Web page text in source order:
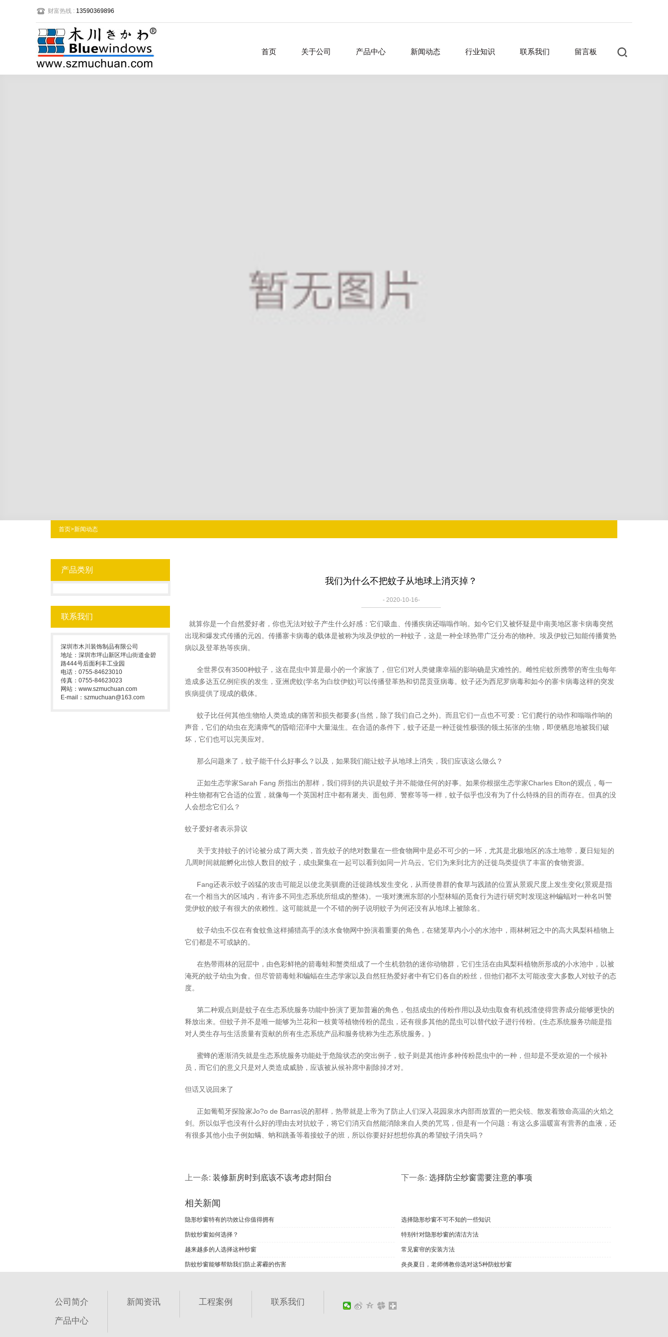
财富热线 : 13590369896
首页 关于公司 产品中心 新闻动态 行业知识 联系我们 留言板
首页>新闻动态
产品类别
联系我们
深圳市木川装饰制品有限公司
地址：深圳市坪山新区坪山街道金碧
路444号后面利丰工业园
电话：0755-84623010
传真：0755-84623023
网站：www.szmuchuan.com
E-mail：szmuchuan@163.com
我们为什么不把蚊子从地球上消灭掉？
- 2020-10-16-
就算你是一个自然爱好者，你也无法对蚊子产生什么好感：它们吸血、传播疾病还嗡嗡作响。如今它们又被怀疑是中南美地区寨卡病毒突然
出现和爆发式传播的元凶。传播寨卡病毒的载体是被称为埃及伊蚊的一种蚊子，这是一种全球热带广泛分布的物种。埃及伊蚊已知能传播黄热
病以及登革热等疾病。
全世界仅有3500种蚊子，这在昆虫中算是最小的一个家族了，但它们对人类健康幸福的影响确是灾难性的。雌性疟蚊所携带的寄生虫每年
造成多达五亿例疟疾的发生，亚洲虎蚊(学名为白纹伊蚊)可以传播登革热和切昆贡亚病毒。蚊子还为西尼罗病毒和如今的寨卡病毒这样的突发
疾病提供了现成的载体。
蚊子比任何其他生物给人类造成的痛苦和损失都要多(当然，除了我们自己之外)。而且它们一点也不可爱：它们爬行的动作和嗡嗡作响的
声音，它们的幼虫在充满瘴气的昏暗沼泽中大量滋生。在合适的条件下，蚊子还是一种迁徙性极强的领土拓张的生物，即便栖息地被我们破
坏，它们也可以完美应对。
那么问题来了，蚊子能干什么好事么？以及，如果我们能让蚊子从地球上消失，我们应该这么做么？
正如生态学家Sarah Fang 所指出的那样，我们得到的共识是蚊子并不能做任何的好事。如果你根据生态学家Charles Elton的观点，每一
种生物都有它合适的位置，就像每一个英国村庄中都有屠夫、面包师、警察等等一样，蚊子似乎也没有为了什么特殊的目的而存在。但真的没
人会想念它们么？
蚊子爱好者表示异议
关于支持蚊子的讨论被分成了两大类，首先蚊子的绝对数量在一些食物网中是必不可少的一环，尤其是北极地区的冻土地带，夏日短短的
几周时间就能孵化出惊人数目的蚊子，成虫聚集在一起可以看到如同一片乌云。它们为来到北方的迁徙鸟类提供了丰富的食物资源。
Fang还表示蚊子凶猛的攻击可能足以使北美驯鹿的迁徙路线发生变化，从而使兽群的食草与践踏的位置从景观尺度上发生变化(景观是指
在一个相当大的区域内，有许多不同生态系统所组成的整体)。一项对澳洲东部的小型林蝠的觅食行为进行研究时发现这种蝙蝠对一种名叫警
觉伊蚊的蚊子有很大的依赖性。这可能就是一个不错的例子说明蚊子为何还没有从地球上被除名。
蚊子幼虫不仅在有食蚊鱼这样捕猎高手的淡水食物网中扮演着重要的角色，在猪笼草内小小的水池中，雨林树冠之中的高大凤梨科植物上
它们都是不可或缺的。
在热带雨林的冠层中，由色彩鲜艳的箭毒蛙和蟹类组成了一个生机勃勃的迷你动物群，它们生活在由凤梨科植物所形成的小水池中，以被
淹死的蚊子幼虫为食。但尽管箭毒蛙和蝙蝠在生态学家以及自然狂热爱好者中有它们各自的粉丝，但他们都不太可能改变大多数人对蚊子的态
度。
第二种观点则是蚊子在生态系统服务功能中扮演了更加普遍的角色，包括成虫的传粉作用以及幼虫取食有机残渣使得营养成分能够更快的
释放出来。但蚊子并不是唯一能够为兰花和一枝黄等植物传粉的昆虫，还有很多其他的昆虫可以替代蚊子进行传粉。(生态系统服务功能是指
对人类生存与生活质量有贡献的所有生态系统产品和服务统称为生态系统服务。)
蜜蜂的逐渐消失就是生态系统服务功能处于危险状态的突出例子，蚊子则是其他许多种传粉昆虫中的一种，但却是不受欢迎的一个候补
员，而它们的意义只是对人类造成威胁，应该被从候补席中剔除掉才对。
但话又说回来了
正如葡萄牙探险家Jo?o de Barras说的那样，热带就是上帝为了防止人们深入花园泉水内部而放置的一把尖锐、散发着致命高温的火焰之
剑。所以似乎也没有什么好的理由去对抗蚊子，将它们消灭自然能消除来自人类的咒骂，但是有一个问题：有这么多温暖富有营养的血液，还
有很多其他小虫子例如螨、蚋和跳蚤等着接蚊子的班，所以你要好好想想你真的希望蚊子消失吗？
上一条: 装修新房时到底该不该考虑封阳台 下一条: 选择防尘纱窗需要注意的事项
相关新闻
隐形纱窗特有的功效让你值得拥有 选择隐形纱窗不可不知的一些知识
防蚊纱窗如何选择？ 特别针对隐形纱窗的清洁方法
越来越多的人选择这种纱窗 常见窗帘的安装方法
防蚊纱窗能够帮助我们防止雾霾的伤害 炎炎夏日，老师傅教你选对这5种防蚊纱窗
公司简介
产品中心
新闻资讯 工程案例 联系我们